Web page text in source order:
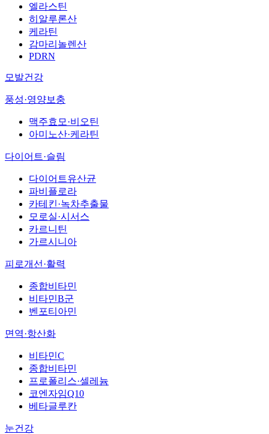
엘라스틴
히알루론산
케라틴
감마리놀렌산
PDRN
모발건강
풍성·영양보충
맥주효모·비오틴
아미노산·케라틴
다이어트·슬림
다이어트유산균
파비플로라
카테킨·녹차추출물
모로실·시서스
카르니틴
가르시니아
피로개선·활력
종합비타민
비타민B군
벤포티아민
면역·항산화
비타민C
종합비타민
프로폴리스·셀레늄
코엔자임Q10
베타글루칸
눈건강